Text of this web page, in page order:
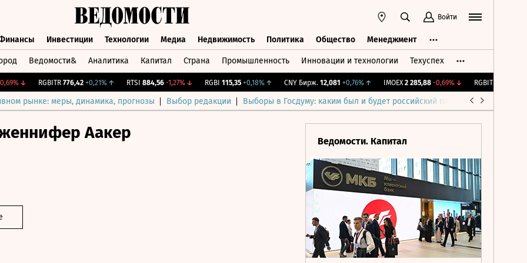
Войти
Инвестиции Технологии Медиа Недвижимость Политика Общество Менеджмент
Ведомости& Аналитика Капитал Страна Промышленность Инновации и технологии Техуспех
↓ RGBITR 776,42 +0,21%↑ RTSI 884,56 -1,27%↓ RGBI 115,35 +0,18% ↑ CNY Бирж. 12,081 +0,76%↑ IMOEX 2 285,88 -0,69%↓ RGBITR 776,42
рынке: меры, динамика, прогнозы Выбор редакции Выборы в Госдуму: каким был и будет российский парламент
Аакер Ведомости. Капитал